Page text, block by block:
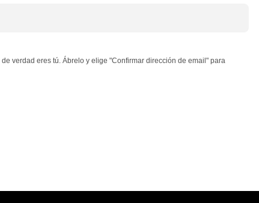
verdad eres tú. Ábrelo y elige "Confirmar dirección de email" para